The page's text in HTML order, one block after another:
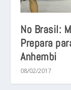
No Brasil:
Prepara
Anhembi
08/02/2017